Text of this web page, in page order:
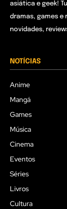
asiática e geek!
dramas, games e
novidades,
NOTÍCIAS
Anime
Mangá
Games
Música
Cinema
Eventos
Séries
Livros
Cultura